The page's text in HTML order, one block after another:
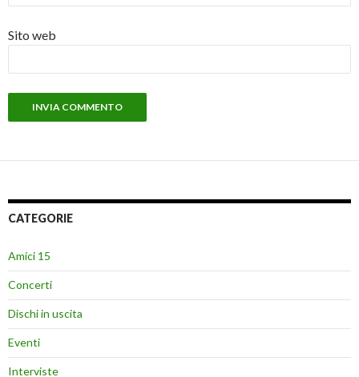
Sito web
CATEGORIE
Amici 15
Concerti
Dischi in uscita
Eventi
Interviste